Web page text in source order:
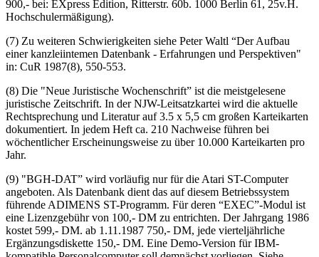
900,- bei: EXpress Edition, Ritterstr. 60b. 1000 Berlin 61, 25v.H.
Hochschulermäßigung).
(7) Zu weiteren Schwierigkeiten siehe Peter Waltl “Der Aufbau
einer kanzleiintemen Datenbank - Erfahrungen und Perspektiven"
in: CuR 1987(8), 550-553.
(8) Die "Neue Juristische Wochenschrift” ist die meistgelesene
juristische Zeitschrift. In der NJW-Leitsatzkartei wird die aktuelle
Rechtsprechung und Literatur auf 3.5 x 5,5 cm großen Karteikarten
dokumentiert. In jedem Heft ca. 210 Nachweise führen bei
wöchentlicher Erscheinungsweise zu über 10.000 Karteikarten pro
Jahr.
(9) "BGH-DAT” wird vorläufig nur für die Atari ST-Computer
angeboten. Als Datenbank dient das auf diesem Betriebssystem
führende ADIMENS ST-Programm. Für deren “EXEC”-Modul ist
eine Lizenzgebühr von 100,- DM zu entrichten. Der Jahrgang 1986
kostet 599,- DM. ab 1.11.1987 750,- DM, jede vierteljährliche
Ergänzungsdiskette 150,- DM. Eine Demo-Version für IBM-